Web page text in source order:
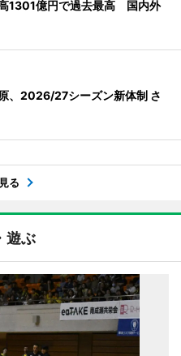
1301億円で過去最高 国内外
、2026/27シーズン新体制 さ
る
遊ぶ